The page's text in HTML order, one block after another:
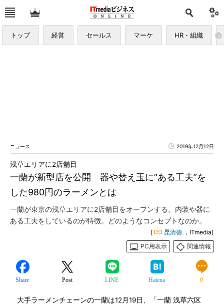
トップ 経営 セールス マーケ HR・組織
ニュース 2019年12月12日
一蘭が新型店を公開 器や替え玉に“ある工夫”を
した980円のラーメンとは
浅草エリアに2店舗目
一蘭が東京の浅草エリアに2店舗目をオープンする。内装や器に
ある工夫をしているのが特徴。どのようなコンセプトなのか。
[ 昆清徳 ，ITmedia]
PC用表示
関連情報
Share Post LINE Hatena 0
大手ラーメンチェーンの一蘭は12月19日、「一蘭 浅草六区